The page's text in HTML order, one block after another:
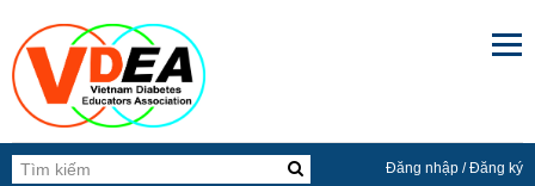
 Đăng nhập/Đăng ký